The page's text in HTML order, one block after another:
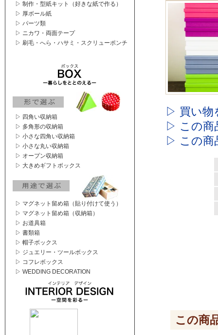
▷ 制作・型紙キット（好きな紙で作る）
▷ 厚ボール紙
▷ パーツ類
▷ ニカワ・両面テープ
▷ 刷毛・へら・ハサミ・スクリューポンチ
▷ 四角い収納箱
▷ 多角形の収納箱
▷ 小さな四角い収納箱
▷ 小さな丸い収納箱
▷ オープン収納箱
▷ 大きめギフトボックス
▷ マグネット留め箱（貼り付けて使う）
▷ マグネット留め箱（収納箱）
▷ お道具箱
▷ 書類箱
▷ 帽子ボックス
▷ ジュエリー・ツールボックス
▷ コフレボックス
▷ WEDDING DECORATION
▷ 買い物
▷ この商
▷ この商
この商